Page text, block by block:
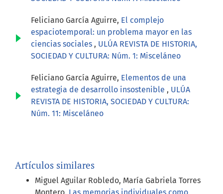
Feliciano García Aguirre, El complejo
espaciotemporal: un problema mayor en las
ciencias sociales , ULÚA REVISTA DE HISTORIA,
SOCIEDAD Y CULTURA: Núm. 1: Misceláneo
Feliciano García Aguirre, Elementos de una
estrategia de desarrollo insostenible , ULÚA
REVISTA DE HISTORIA, SOCIEDAD Y CULTURA:
Núm. 11: Misceláneo
Artículos similares
Miguel Aguilar Robledo, María Gabriela Torres
Montero, Las memorias individuales como